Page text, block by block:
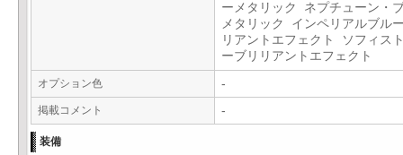
ーメタリック ネプチューン・
メタリック インペリアルブル
リアントエフェクト ソフィス
ーブリリアントエフェクト
オプション色 -
掲載コメント -
装備